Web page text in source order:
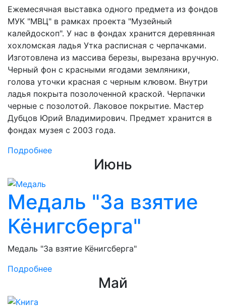
Ежемесячная выставка одного предмета из фондов
МУК "МВЦ" в рамках проекта "Музейный
калейдоскоп". У нас в фондах хранится деревянная
хохломская ладья Утка расписная с черпачками.
Изготовлена из массива березы, вырезана вручную.
Черный фон с красными ягодами земляники,
голова уточки красная с черным клювом. Внутри
ладья покрыта позолоченной краской. Черпачки
черные с позолотой. Лаковое покрытие. Мастер
Дубцов Юрий Владимирович. Предмет хранится в
фондах музея с 2003 года.
Подробнее
Июнь
Медаль "За взятие
Кёнигсберга"
Медаль "За взятие Кёнигсберга"
Подробнее
Май